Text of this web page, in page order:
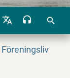
search
Föreningsliv